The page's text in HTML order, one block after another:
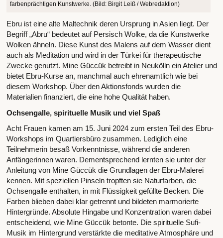
farbenprächtigen Kunstwerke. (Bild: Birgit Leiß / Webredaktion)
Ebru ist eine alte Maltechnik deren Ursprung in Asien liegt. Der
Begriff „Abru“ bedeutet auf Persisch Wolke, da die Kunstwerke
Wolken ähneln. Diese Kunst des Malens auf dem Wasser dient
auch als Meditation und wird in der Türkei für therapeutische
Zwecke genutzt. Mine Güccük betreibt in Neukölln ein Atelier und
bietet Ebru-Kurse an, manchmal auch ehrenamtlich wie bei
diesem Workshop. Über den Aktionsfonds wurden die
Materialien finanziert, die eine hohe Qualität haben.
Ochsengalle, spirituelle Musik und viel Spaß
Acht Frauen kamen am 15. Juni 2024 zum ersten Teil des Ebru-
Workshops im Quartiersbüro zusammen. Lediglich eine
Teilnehmerin besaß Vorkenntnisse, während die anderen
Anfängerinnen waren. Dementsprechend lernten sie unter der
Anleitung von Mine Güccük die Grundlagen der Ebru-Malerei
kennen. Mit speziellen Pinseln tropften sie Naturfarben, die
Ochsengalle enthalten, in mit Flüssigkeit gefüllte Becken. Die
Farben blieben dabei klar getrennt und bildeten marmorierte
Hintergründe. Absolute Hingabe und Konzentration waren dabei
entscheidend, wie Mine Güccük betonte. Die spirituelle Sufi-
Musik im Hintergrund verstärkte die meditative Atmosphäre und